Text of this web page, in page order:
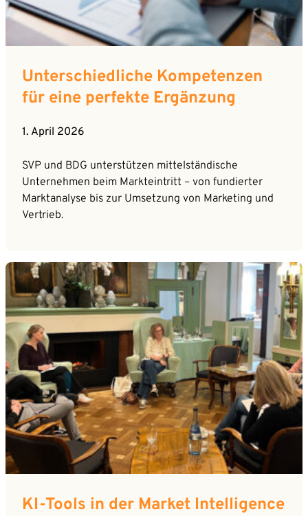
Unterschiedliche Kompetenzen
für eine perfekte Ergänzung
1. April 2026
SVP und BDG unterstützen mittelständische
Unternehmen beim Markteintritt – von fundierter
Marktanalyse bis zur Umsetzung von Marketing und
Vertrieb.
KI-Tools in der Market Intelligence